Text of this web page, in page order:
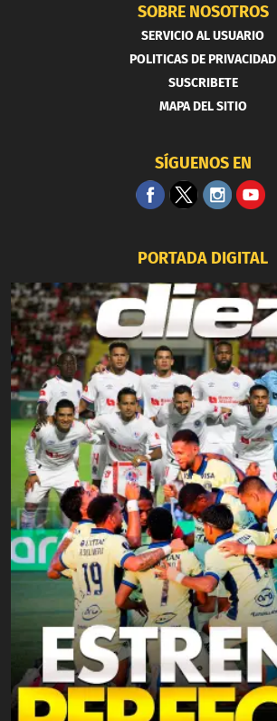
SOBRE NOSOTROS
SERVICIO AL USUARIO
POLITICAS DE PRIVACIDAD
SUSCRIBETE
MAPA DEL SITIO
SÍGUENOS EN
PORTADA DIGITAL